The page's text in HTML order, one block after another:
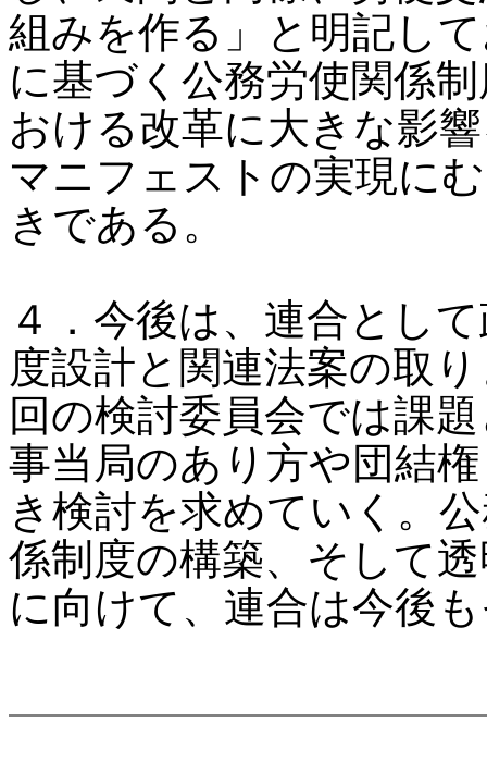
組みを作る」と明記し
に基づく公務労使関係
おける改革に大きな影
マニフェストの実現に
きである。
４．今後は、連合とし
度設計と関連法案の取
回の検討委員会では課
事当局のあり方や団結
き検討を求めていく。
係制度の構築、そして
に向けて、連合は今後